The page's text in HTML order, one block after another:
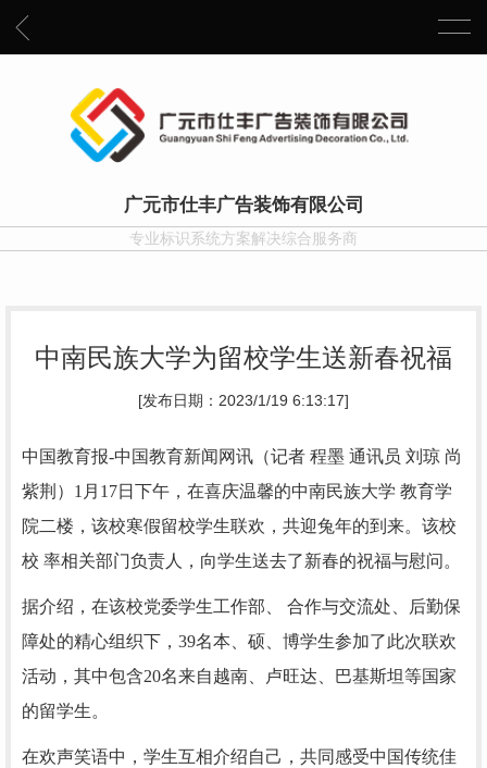
广元市仕丰广告装饰有限公司
专业标识系统方案解决综合服务商
中南民族大学为留校学生送新春祝福
[发布日期：2023/1/19 6:13:17]
中国教育报-中国教育新闻网讯（记者 程墨 通讯员 刘琼 尚
紫荆） 1月17日下午，在喜庆温馨的中南民族大学 教育学
院二楼，该校寒假留校学生联欢，共迎兔年的到来。该校
校 率相关部门负责人，向学生送去了新春的祝福与慰问。
据介绍，在该校党委学生工作部、 合作与交流处、后勤保
障处的精心组织下，39名本、硕、博学生参加了此次联欢
活动，其中包含20名来自越南、卢旺达、巴基斯坦等国家
的留学生。
在欢声笑语中，学生互相介绍自己，共同感受中国传统佳